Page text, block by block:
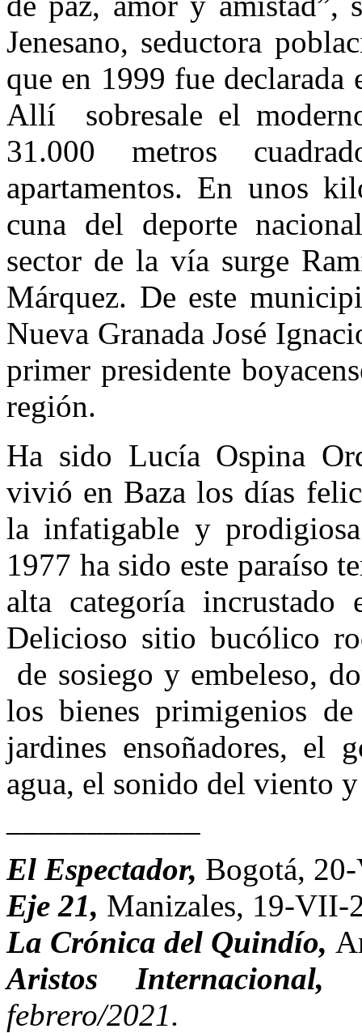
Jenesano, seductora
que en 1999 fue
Allí sobresale el
31.000 metros
apartamentos. En unos
cuna del deporte
sector de la vía surge
Márquez. De este
Nueva Granada José
primer presidente
región.
Ha sido Lucía Ospina
vivió en Baza los días
la infatigable y
1977 ha sido este paraíso
alta categoría
Delicioso sitio bucólico
de sosiego y embeleso,
los bienes primigenios
jardines ensoñadores, el
agua, el sonido del viento
El Espectador, Bogotá,
Eje 21, Manizales, 19-VII-
La Crónica del Quindío,
Aristos Internacional,
febrero/2021.